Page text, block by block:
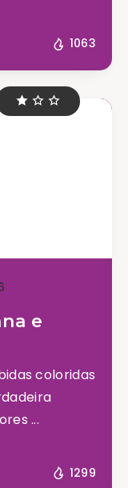
1063
e
coloridas
...
1299